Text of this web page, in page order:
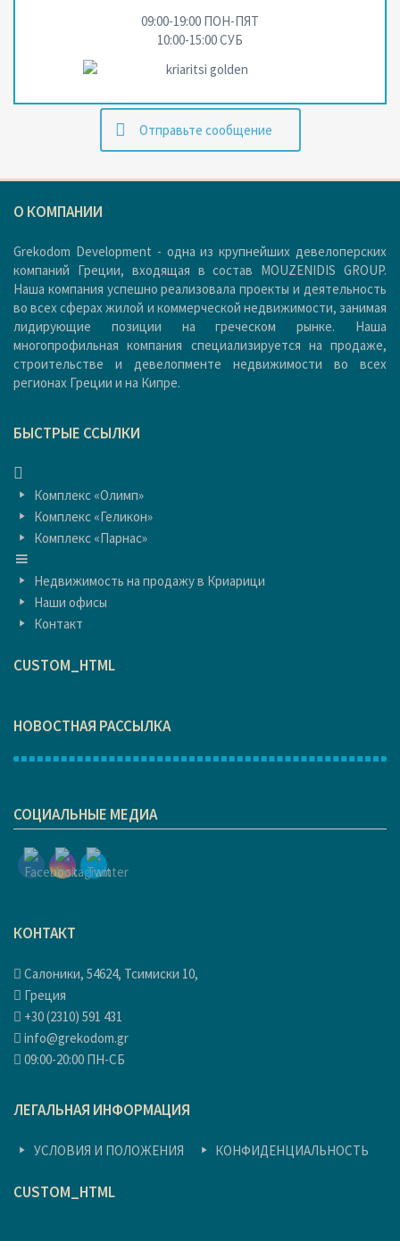
09:00-19:00 ПОН-ПЯТ
10:00-15:00 СУБ
Oтправьте сообщение
О КОМПАНИИ
Grekodom Development - одна из крупнейших девелоперских
компаний Греции, входящая в состав MOUZENIDIS GROUP.
Наша компания успешно реализовала проекты и деятельность
во всех сферах жилой и коммерческой недвижимости, занимая
лидирующие позиции на греческом рынке. Наша
многопрофильная компания специализируется на продаже,
строительстве и девелопменте недвижимости во всех
регионах Греции и на Кипре.
БЫСТРЫЕ ССЫЛКИ
Комплекс «Олимп»
Комплекс «Геликон»
Комплекс «Парнас»
Недвижимость на продажу в Криарици
Наши офисы
Контакт
CUSTOM_HTML
НОВОСТНАЯ РАССЫЛКА
СОЦИАЛЬНЫЕ МЕДИА
КОНТАКТ
Салоники, 54624, Тсимиски 10,
Греция
+30 (2310) 591 431
info@grekodom.gr
09:00-20:00 ПН-СБ
ЛЕГАЛЬНАЯ ИНФОРМАЦИЯ
УСЛОВИЯ И ПОЛОЖЕНИЯ КОНФИДЕНЦИАЛЬНОСТЬ
CUSTOM_HTML